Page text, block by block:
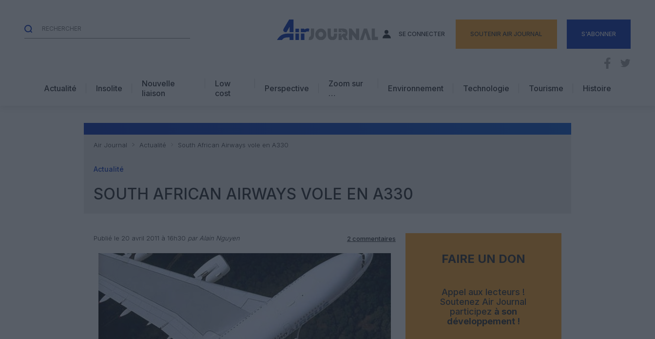
SE CONNECTER SOUTENIR AIR JOURNAL S'ABONNER
Actualité Insolite
Nouvelle
liaison
Low
cost
Perspective
Zoom sur
…
Environnement Technologie
Tourisme
Hôtellerie
Histoire
Air Journal Actualité South African Airways vole en A330
Actualité
SOUTH AFRICAN AIRWAYS VOLE EN A330
Publié le 20 avril 2011 à 16h30 par Alain Nguyen 2 commentaires
FAIRE UN DON
Appel aux lecteurs !
Soutenez Air Journal
participez à son
développement !